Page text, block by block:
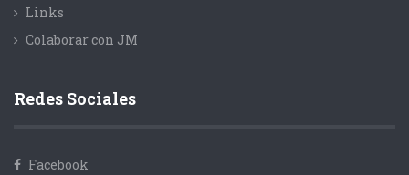
Links
Colaborar con JM
Redes Sociales
Facebook